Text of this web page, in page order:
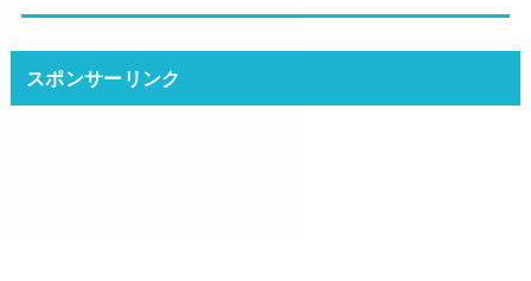
スポンサーリンク